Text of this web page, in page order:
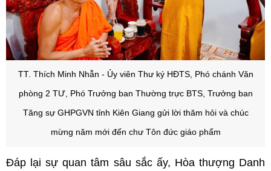
TT. Thích Minh Nhẫn - Ủy viên Thư ký HĐTS, Phó chánh Văn
phòng 2 TƯ, Phó Trưởng ban Thường trực BTS, Trưởng ban
Tăng sự GHPGVN tỉnh Kiên Giang gửi lời thăm hỏi và chúc
mừng năm mới đến chư Tôn đức giáo phẩm
Đáp lại sự quan tâm sâu sắc ấy, Hòa thượng Danh